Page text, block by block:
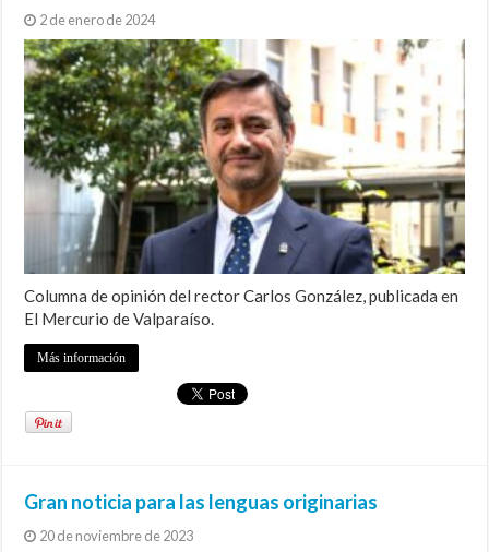
2 de enero de 2024
Columna de opinión del rector Carlos González, publicada en
El Mercurio de Valparaíso.
Más información
Gran noticia para las lenguas originarias
20 de noviembre de 2023